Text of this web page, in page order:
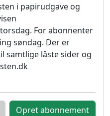
i papirudgave og
For abonnenter
søndag. Der er
samtlige låste sider og